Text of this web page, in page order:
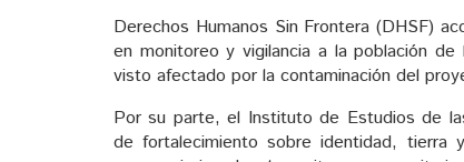
Derechos Humanos Sin Frontera (DHSF)
en monitoreo y vigilancia a la población
visto afectado por la contaminación del
Por su parte, el Instituto de Estudios de
de fortalecimiento sobre identidad, tierra